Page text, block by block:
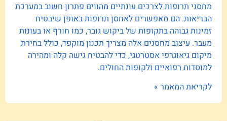
מחסני תרופות לצרכים עונתיים מהווים פתרון חשוב במערכת
הבריאות. הם מאפשרים לאחסן תרופות באופן שיבטיח
זמינות גבוהה בתקופות של ביקוש גובר, כמו חורף או בעונות
מעבר. עיצוב מחסנים אלה מצריך תכנון מוקפד, כולל בחירת
מיקום גיאוגרפי אסטרטגי, כדי להבטיח גישה קלה ומהירה
למוסדות רפואיים ולקופות החולים.
לקריאת המאמר »